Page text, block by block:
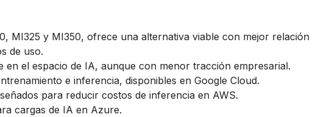
MI325 y MI350, ofrece una alternativa viable con mejor relación
de uso.
en el espacio de IA, aunque con menor tracción empresarial.
e inferencia, disponibles en Google Cloud.
para reducir costos de inferencia en AWS.
cargas de IA en Azure.